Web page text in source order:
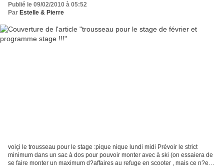
Publié le 09/02/2010 à 05:52
Par Estelle & Pierre
voiçi le trousseau pour le stage :pique nique lundi midi Prévoir le strict
minimum dans un sac à dos pour pouvoir monter avec à ski (on essaiera de
se faire monter un maximum d?affaires au refuge en scooter , mais ce n?est